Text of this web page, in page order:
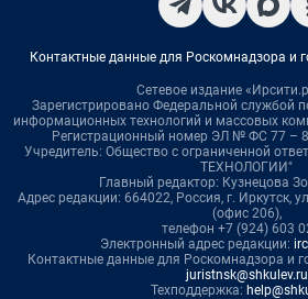
Контактные данные для Роскомнадзора и
Сетевое издание
Зарегистрировано Федеральной службой
информационных технологий и массовых
Регистрационный номер ЭЛ № ФС 77 –
Учредитель: Общество с ограниченной
ТЕХНОЛОГИИ"
Главный редактор: Кузнецова
Адрес редакции: 664022, Россия, г. Иркутск,
(офис 206),
телефон +7 (924) 603
Электронный адрес редакции:
Контактные данные для Роскомнадзора и
juristnsk@shkulev.ru
Техподдержка: